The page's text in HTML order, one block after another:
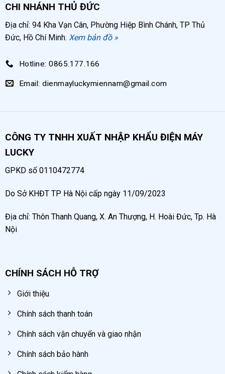
CHI NHÁNH THỦ ĐỨC
Địa chỉ: 94 Kha Vạn Cân, Phường Hiệp Bình Chánh, TP Thủ
Đức, Hồ Chí Minh. Xem bản đồ »
Hotline: 0865.177.166
Email: dienmayluckymiennam@gmail.com
CÔNG TY TNHH XUẤT NHẬP KHẨU ĐIỆN MÁY
LUCKY
GPKD số 0110472774
Do Sở KHĐT TP Hà Nội cấp ngày 11/09/2023
Địa chỉ: Thôn Thanh Quang, X. An Thượng, H. Hoài Đức, Tp. Hà
Nội
CHÍNH SÁCH HỖ TRỢ
Giới thiệu
Chính sách thanh toán
Chính sách vận chuyển và giao nhận
Chính sách bảo hành